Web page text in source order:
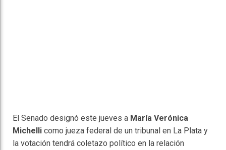
El Senado designó este jueves a María Verónica
Michelli como jueza federal de un tribunal en La Plata y
la votación tendrá coletazo político en la relación